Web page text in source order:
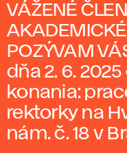
VÁŽENÉ
POZÝVAM
dňa 2. 6.
konania:
rektorky na
nám. č. 18 v